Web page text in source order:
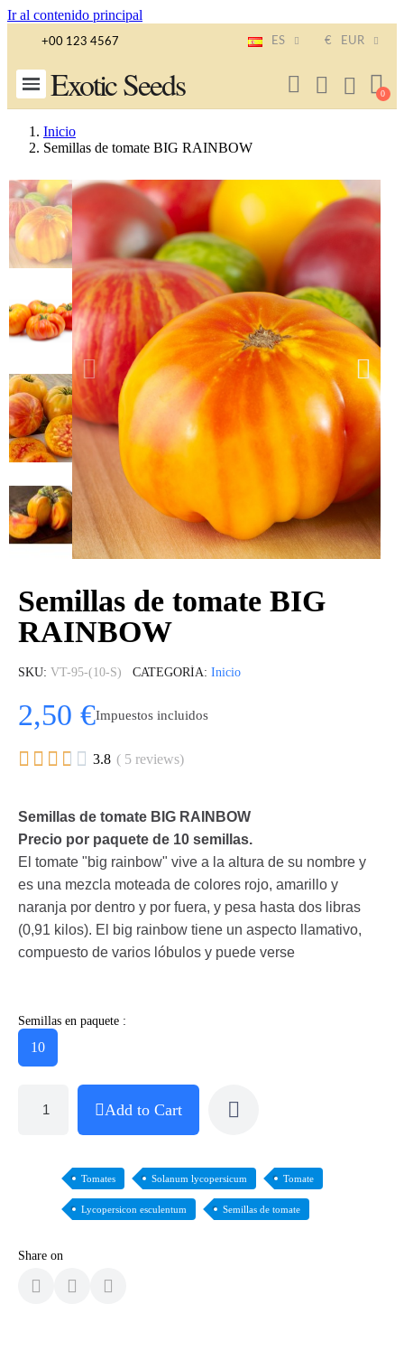
Ir al contenido principal
+00 123 4567 ES € EUR
Exotic Seeds
Inicio
Semillas de tomate BIG RAINBOW
Semillas de tomate BIG
RAINBOW
SKU VT-95-(10-S) CATEGORÍA Inicio
2,50 €Impuestos incluidos
     3.8 ( 5 reviews)
Semillas de tomate BIG RAINBOW
Precio por paquete de 10 semillas.
El tomate "big rainbow" vive a la altura de su nombre y
es una mezcla moteada de colores rojo, amarillo y
naranja por dentro y por fuera, y pesa hasta dos libras
(0,91 kilos). El big rainbow tiene un aspecto llamativo,
compuesto de varios lóbulos y puede verse
Semillas en paquete :
10
Add to Cart
Tomates Solanum lycopersicum Tomate
Lycopersicon esculentum Semillas de tomate
Share on